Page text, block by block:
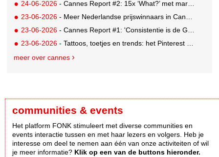
24-06-2026 - Cannes Report #2: 15x ‘What?’ met marketing-enfant terrible Andrew Tindall
23-06-2026 - Meer Nederlandse prijswinnaars in Cannes: Brons en Zilver voor GUT
23-06-2026 - Cannes Report #1: 'Consistentie is de GOAT'
23-06-2026 - Tattoos, toetjes en trends: het Pinterest Manifestival zet inspiratie om in iets tastbaars
meer over cannes
communities & events
Het platform FONK stimuleert met diverse communities en
events interactie tussen en met haar lezers en volgers. Heb je
interesse om deel te nemen aan één van onze activiteiten of wil
je meer informatie? Klik op een van de buttons hieronder.